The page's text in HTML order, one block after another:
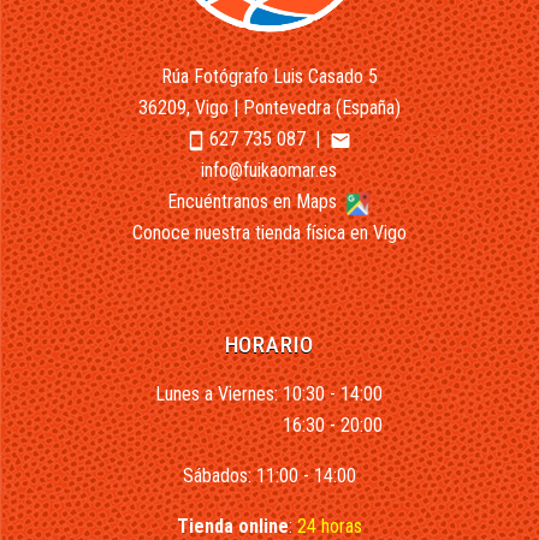
Rúa Fotógrafo Luis Casado 5
36209, Vigo | Pontevedra (España)
smartphone627 735 087|email
info@fuikaomar.es
Encuéntranos en Maps
Conoce nuestra tienda física en Vigo
HORARIO
Lunes a Viernes: 10:30 - 14:00
16:30 - 20:00
Sábados: 11:00 - 14:00
Tienda online:24 horas